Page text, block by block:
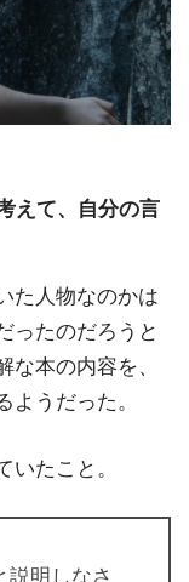
えて、自分の言
た人物なのかは
ったのだろうと
本の内容を、
うだった。
いたこと。
説明しなさ